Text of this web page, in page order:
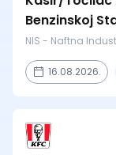
Benzinskoj
NIS - Naftna
16.08.2026.